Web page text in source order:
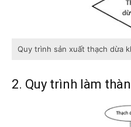
Quy trình sản xuất thạch dừa
2. Quy trình làm